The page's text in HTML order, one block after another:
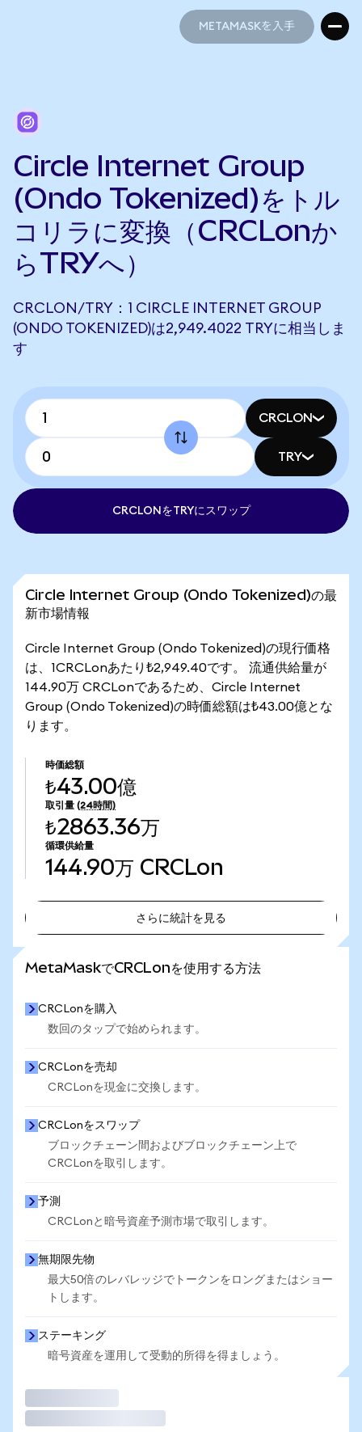
METAMASKを入手
Circle Internet Group
(Ondo Tokenized)をトル
コリラに変換（CRCLonか
らTRYへ）
CRCLON/TRY：1 CIRCLE INTERNET GROUP
(ONDO TOKENIZED)は2,949.4022 TRYに相当しま
す
CRCLON
TRY
CRCLONをTRYにスワップ
Circle Internet Group (Ondo Tokenized)の最
新市場情報
Circle Internet Group (Ondo Tokenized)の現行価格
は、1CRCLonあたり₺2,949.40です。 流通供給量が
144.90万 CRCLonであるため、Circle Internet
Group (Ondo Tokenized)の時価総額は₺43.00億とな
ります。
時価総額
₺43.00億
取引量 (24時間)
₺2863.36万
循環供給量
144.90万 CRCLon
さらに統計を見る
MetaMaskでCRCLonを使用する方法
CRCLonを購入
数回のタップで始められます。
CRCLonを売却
CRCLonを現金に交換します。
CRCLonをスワップ
ブロックチェーン間およびブロックチェーン上で
CRCLonを取引します。
予測
CRCLonと暗号資産予測市場で取引します。
無期限先物
最大50倍のレバレッジでトークンをロングまたはショー
トします。
ステーキング
暗号資産を運用して受動的所得を得ましょう。